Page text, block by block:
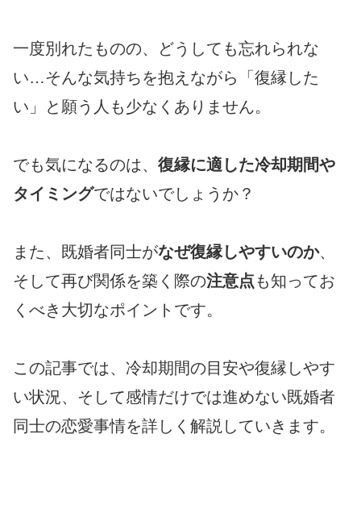
一度別れたものの、どうしても忘れられな
い…そんな気持ちを抱えながら「復縁した
い」と願う人も少なくありません。
でも気になるのは、 復縁に適した冷却期間や
タイミングではないでしょうか？
また、既婚者同士がなぜ復縁しやすいのか、
そして再び関係を築く際の注意点も知ってお
くべき大切なポイントです。
この記事では、冷却期間の目安や復縁しやす
い状況、そして感情だけでは進めない既婚者
同士の恋愛事情を詳しく解説していきます。